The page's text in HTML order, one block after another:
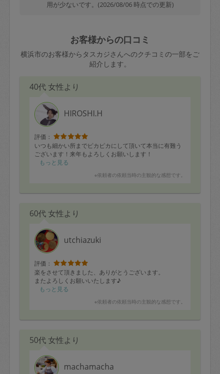
用が少ないです。(2026/08/06 時点での更新)
お客様からの口コミ
横浜市のお客様からタスカジさんへのクチコミの一部をご
紹介します。
40代 女性より
HIROSHI.H
評価：
いつも細かい所までピカピカにして頂いて本当に有難う
ございます！来年もよろしくお願いします！
もっと見る
※依頼者の依頼当時の主観的な感想です。
60代 女性より
utchiazuki
評価：
楽をさせて頂きました、ありがとうございます。
またよろしくお願いいたします♪
もっと見る
※依頼者の依頼当時の主観的な感想です。
50代 女性より
machamacha